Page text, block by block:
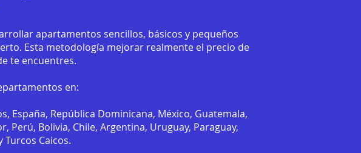
apartamentos sencillos, básicos y pequeños
Esta metodología mejorar realmente el precio de
te encuentres.
en:
República Dominicana, México, Guatemala,
Perú, Bolivia, Chile, Argentina, Uruguay, Paraguay,
Turcos Caicos.